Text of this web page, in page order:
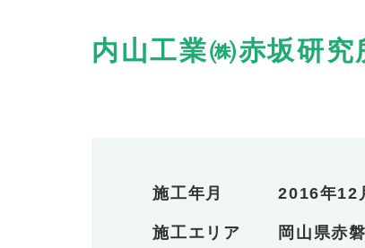
内山工業㈱赤坂研
施工年月 2016年12
施工エリア 岡山県赤